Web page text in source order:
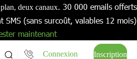
deux canaux. 30 000 emails offerts
SMS (sans surcoût, valables 12 mois)
maintenant
Connexion Inscription